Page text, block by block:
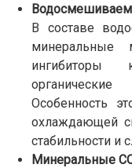
В составе
минеральные
ингибиторы
Особенность
охлаждающей
стабильности и
Минеральные